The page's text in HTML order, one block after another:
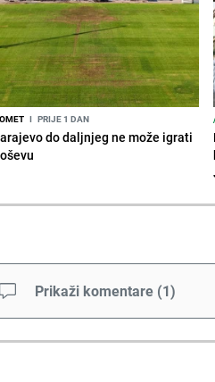
I PRIJE 1 DAN
do daljnjeg ne može igrati
Prikaži komentare (1)